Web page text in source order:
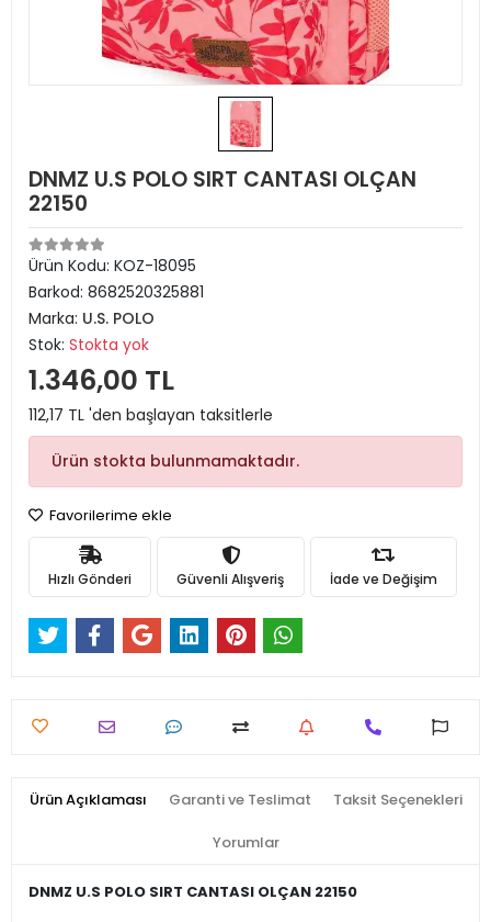
DNMZ U.S POLO SIRT CANTASI OLÇAN
22150
Ürün Kodu: KOZ-18095
Barkod: 8682520325881
Marka: U.S. POLO
Stok: Stokta yok
1.346,00 TL
112,17 TL 'den başlayan taksitlerle
Ürün stokta bulunmamaktadır.
Favorilerime ekle
Hızlı Gönderi Güvenli Alışveriş İade ve Değişim
Ürün Açıklaması Garanti ve Teslimat Taksit Seçenekleri
Yorumlar
DNMZ U.S POLO SIRT CANTASI OLÇAN 22150